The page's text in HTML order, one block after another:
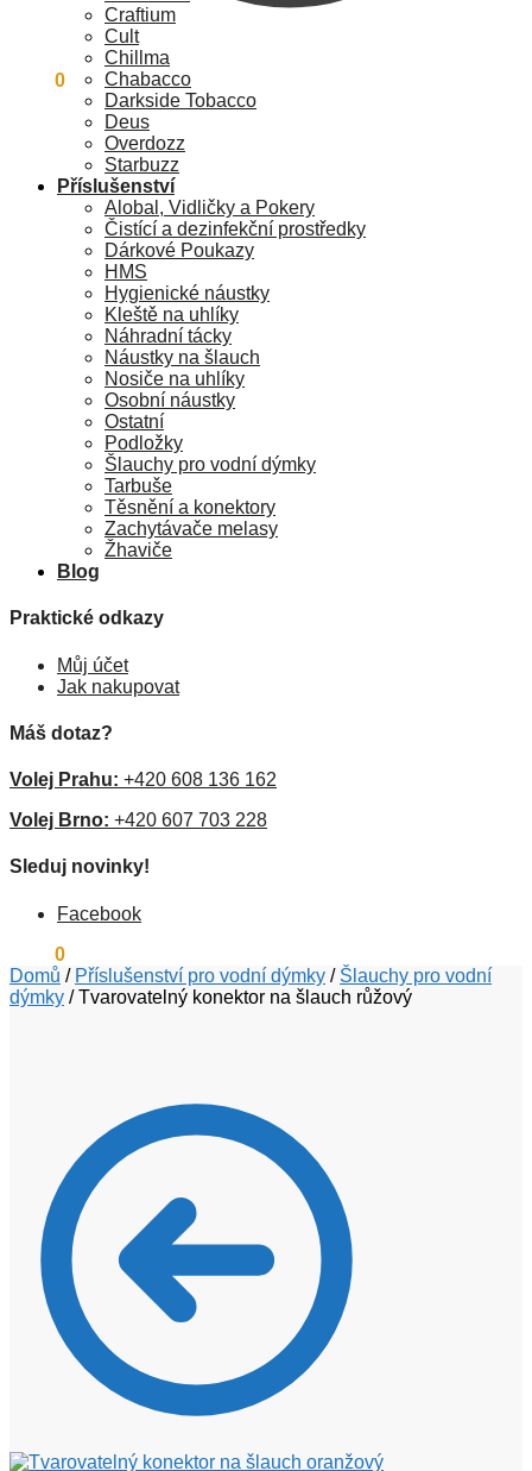
0
Craftium
Cult
Chillma
Chabacco
Darkside Tobacco
Deus
Overdozz
Starbuzz
Příslušenství
Alobal, Vidličky a Pokery
Čistící a dezinfekční prostředky
Dárkové Poukazy
HMS
Hygienické náustky
Kleště na uhlíky
Náhradní tácky
Náustky na šlauch
Nosiče na uhlíky
Osobní náustky
Ostatní
Podložky
Šlauchy pro vodní dýmky
Tarbuše
Těsnění a konektory
Zachytávače melasy
Žhaviče
Blog
Praktické odkazy
Můj účet
Jak nakupovat
Máš dotaz?
Volej Prahu: +420 608 136 162
Volej Brno: +420 607 703 228
Sleduj novinky!
Facebook
0
Domů / Příslušenství pro vodní dýmky / Šlauchy pro vodní
dýmky /Tvarovatelný konektor na šlauch růžový